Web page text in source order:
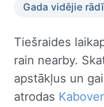
Gada vidējie
Tiešraides
rain nearby.
apstākļus un
atrodas